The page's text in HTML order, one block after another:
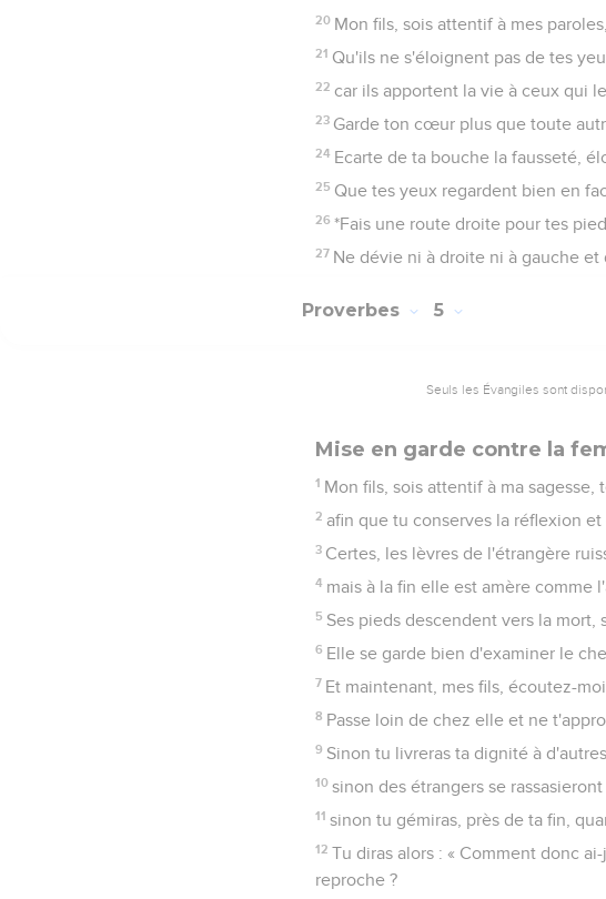
20 Mon fils, sois attentif à mes
21 Qu'ils ne s'éloignent pas de tes
22 car ils apportent la vie à ceux qui
23 Garde ton cœur plus que toute
24 Ecarte de ta bouche la fausseté,
25 Que tes yeux regardent bien en
26 *Fais une route droite pour tes
27 Ne dévie ni à droite ni à gauche et
Proverbes 5
Seuls les Évangiles sont
Mise en garde contre la
1 Mon fils, sois attentif à ma
2 afin que tu conserves la réflexion
3 Certes, les lèvres de l'étrangère
4 mais à la fin elle est amère comme
5 Ses pieds descendent vers la mort,
6 Elle se garde bien d'examiner le
7 Et maintenant, mes fils, écoutez-
8 Passe loin de chez elle et ne
9 Sinon tu livreras ta dignité à
10 sinon des étrangers se
11 sinon tu gémiras, près de ta fin,
12 Tu diras alors : « Comment donc
reproche ?